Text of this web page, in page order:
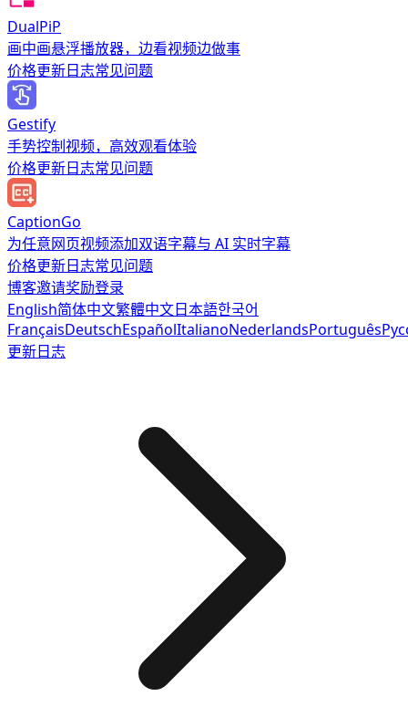
DualPiP
画中画悬浮播放器，边看视频边做事
价格更新日志常见问题
Gestify
手势控制视频，高效观看体验
价格更新日志常见问题
CaptionGo
为任意网页视频添加双语字幕与 AI 实时字幕
价格更新日志常见问题
博客邀请奖励登录
English简体中文繁體中文日本語한국어
FrançaisDeutschEspañolItalianoNederlandsPortuguês
更新日志